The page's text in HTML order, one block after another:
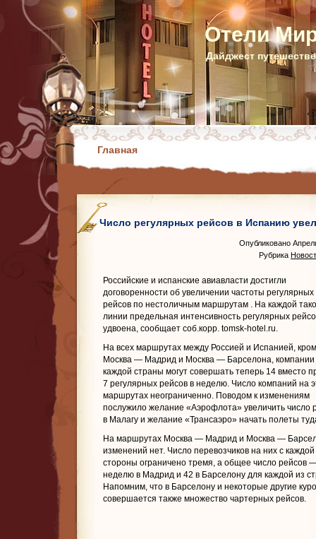
Отели
Дайджест
Главная
Число регулярных рейсов в Испанию
Опубликовано
Рубрика
Российские и испанские авиавласти достигли
договоренности об увеличении частоты регулярных
рейсов по нестоличным маршрутам . На каждой
линии предельная интенсивность регулярных
удвоена, сообщает соб.корр. tomsk-hotel.ru.
На всех маршрутах между Россией и Испанией,
Москва — Мадрид и Москва — Барселона, компании
каждой страны могут совершать теперь 14 вместо
7 регулярных рейсов в неделю. Число компаний на
маршрутах неограниченно. Поводом к изменениям
послужило желание «Аэрофлота» увеличить число
в Малагу и желание «Трансаэро» начать полеты
На маршрутах Москва — Мадрид и Москва —
изменений нет. Число перевозчиков на них с каждой
стороны ограничено тремя, а общее число рейсов
неделю в Мадрид и 42 в Барселону для каждой из
Напомним, что в Барселону и некоторые другие
совершается также множество чартерных рейсов.